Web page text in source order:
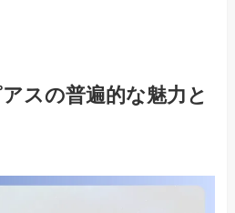
スの普遍的な魅力と